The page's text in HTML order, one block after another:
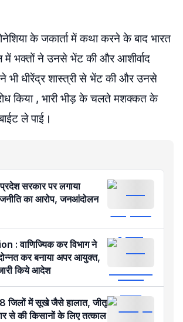
के जकार्ता में कथा करने के बाद भारत
में भक्तों ने उनसे भेंट की और आशीर्वाद
ने भी धीरेंद्र शास्त्री से भेंट की और उनसे
किया , भारी भीड़ के चलते मशक्कत के
ले पाई।
सरकार पर लगाया
का आरोप, जनआंदोलन
: वाणिज्यिक कर विभाग ने
कर बनाया अपर आयुक्त,
किये आदेश
जिलों में सूखे जैसे हालात, जीतू
से की किसानों के लिए तत्काल